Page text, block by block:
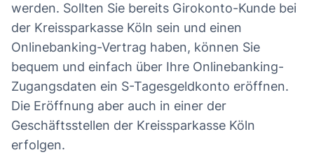
werden. Sollten Sie bereits Girokonto-Kunde bei
der Kreissparkasse Köln sein und einen
Onlinebanking-Vertrag haben, können Sie
bequem und einfach über Ihre Onlinebanking-
Zugangsdaten ein S-Tagesgeldkonto eröffnen.
Die Eröffnung aber auch in einer der
Geschäftsstellen der Kreissparkasse Köln
erfolgen.